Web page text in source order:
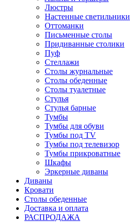
Люстры
Настенные светильники
Оттоманки
Письменные столы
Придиванные столики
Пуф
Стеллажи
Столы журнальные
Столы обеденные
Столы туалетные
Стулья
Стулья барные
Тумбы
Тумбы для обуви
Тумбы под TV
Тумбы под телевизор
Тумбы прикроватные
Шкафы
Эркерные диваны
Диваны
Кровати
Столы обеденные
Доставка и оплата
РАСПРОДАЖА